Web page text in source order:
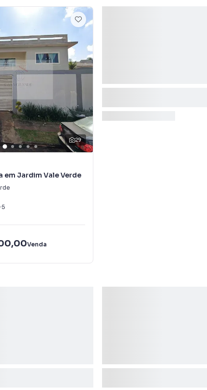
29
em Jardim Vale Verde
5
Venda